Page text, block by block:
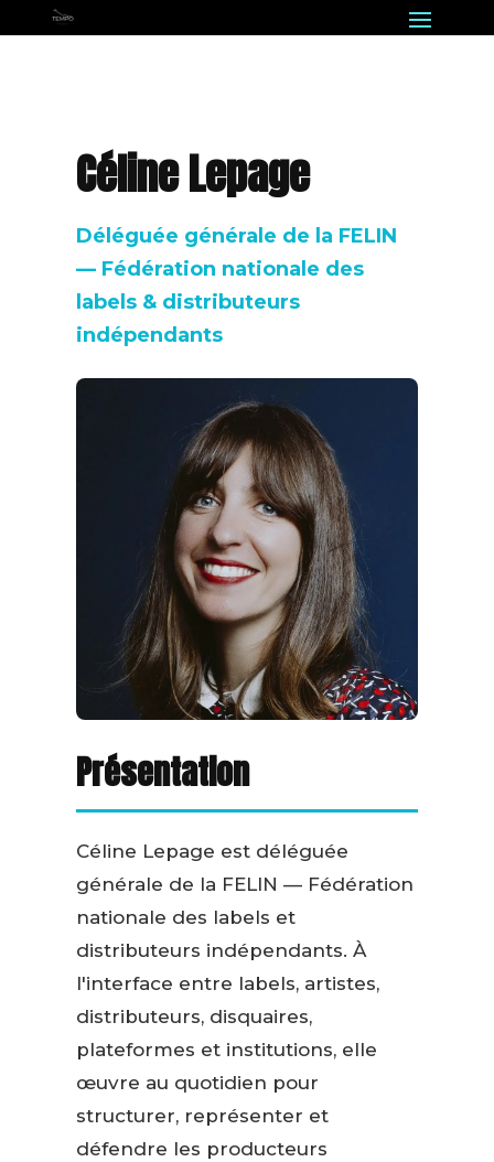
Céline Lepage
Déléguée générale de la FELIN
— Fédération nationale des
labels & distributeurs
indépendants
Présentation
Céline Lepage est déléguée
générale de la FELIN — Fédération
nationale des labels et
distributeurs indépendants. À
l'interface entre labels, artistes,
distributeurs, disquaires,
plateformes et institutions, elle
œuvre au quotidien pour
structurer, représenter et
défendre les producteurs